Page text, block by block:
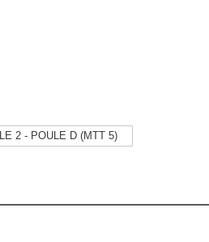
2 - POULE D (MTT 5)